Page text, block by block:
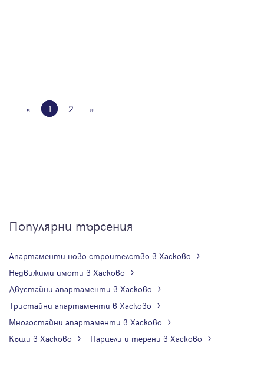
« 1 2 »
Популярни търсения
Апартаменти ново строителство в Хасково
Недвижими имоти в Хасково
Двустайни апартаменти в Хасково
Тристайни апартаменти в Хасково
Многостайни апартаменти в Хасково
Къщи в Хасково
Парцели и терени в Хасково